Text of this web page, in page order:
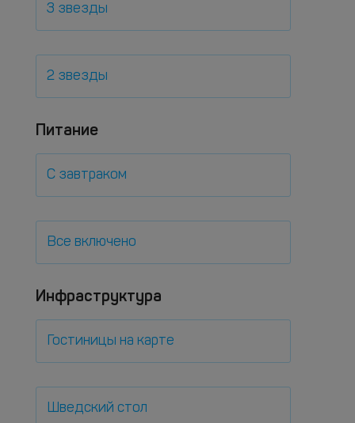
3 звезды
2 звезды
Питание
С завтраком
Все включено
Инфраструктура
Гостиницы на карте
Шведский стол